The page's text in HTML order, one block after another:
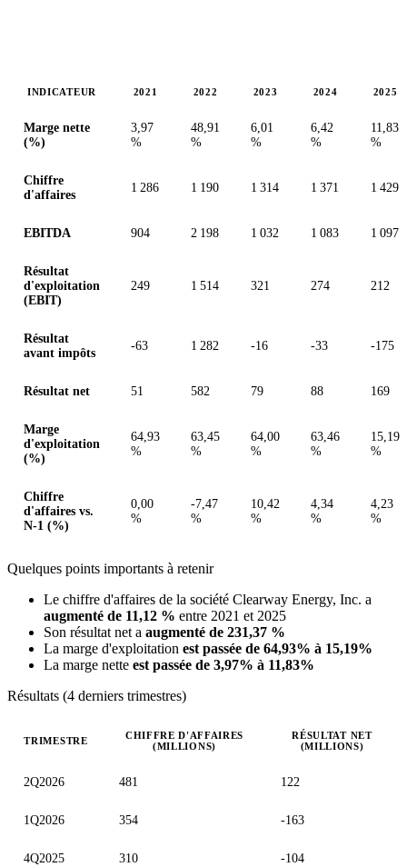
INDICATEUR 2021 2022 2023 2024 2025
Marge nette
(%)
3,97
%
48,91
%
6,01
%
6,42
%
11,83
%
Chiffre
d'affaires
1 286 1 190 1 314 1 371 1 429
EBITDA 904 2 198 1 032 1 083 1 097
Résultat
d'exploitation
(EBIT)
249 1 514 321 274 212
Résultat
avant impôts
-63 1 282 -16 -33 -175
Résultat net 51 582 79 88 169
Marge
d'exploitation
(%)
64,93
%
63,45
%
64,00
%
63,46
%
15,19
%
Chiffre
d'affaires vs.
N-1 (%)
0,00
%
-7,47
%
10,42
%
4,34
%
4,23
%
Quelques points importants à retenir
Le chiffre d'affaires de la société Clearway Energy, Inc. a
augmenté de 11,12 % entre 2021 et 2025
Son résultat net a augmenté de 231,37 %
La marge d'exploitation est passée de 64,93% à 15,19%
La marge nette est passée de 3,97% à 11,83%
Résultats (4 derniers trimestres)
TRIMESTRE
CHIFFRE D'AFFAIRES
(MILLIONS)
RÉSULTAT NET
(MILLIONS)
2Q2026 481 122
1Q2026 354 -163
4Q2025 310 -104